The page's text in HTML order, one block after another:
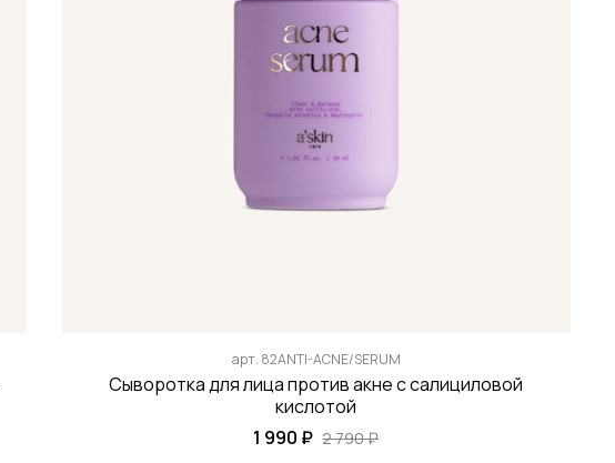
арт. 82ANTI-ACNE/SERUM
Сыворотка для лица против акне с салициловой
кислотой
1 990 ₽ 2 790 ₽